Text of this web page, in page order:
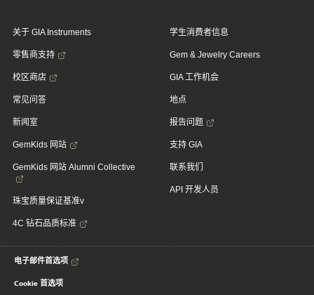
关于 GIA Instruments
零售商支持
校区商店
常见问答
新闻室
GemKids 网站
GemKids 网站 Alumni Collective
珠宝质量保证基准v
4C 钻石品质标准
学生消费者信息
Gem & Jewelry Careers
GIA 工作机会
地点
报告问题
支持 GIA
联系我们
API 开发人员
电子邮件首选项
Cookie 首选项